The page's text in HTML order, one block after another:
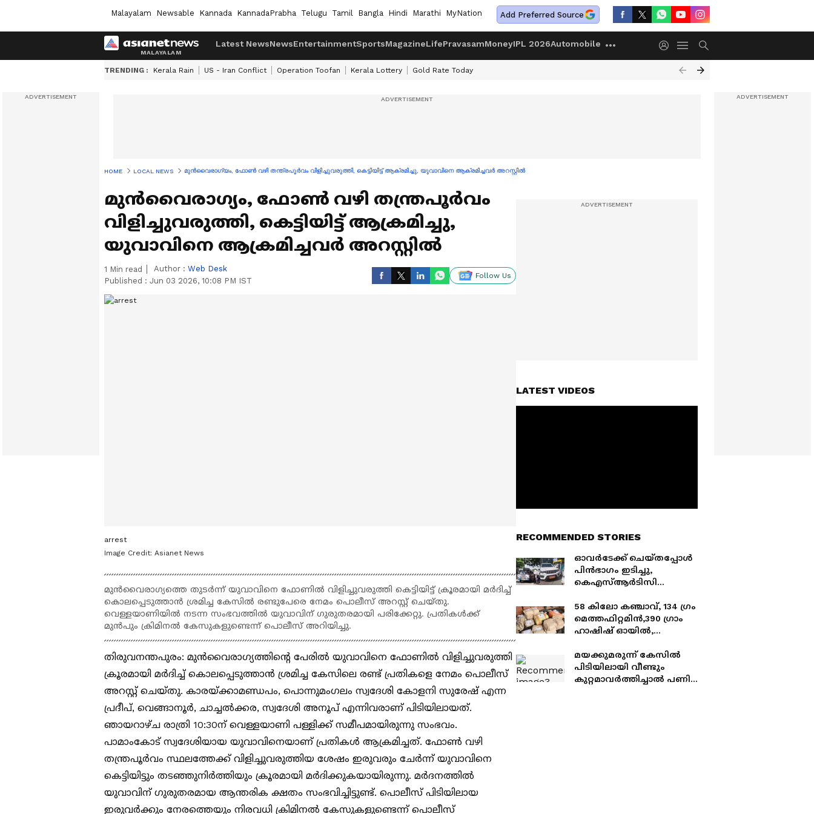
Malayalam Newsable Kannada KannadaPrabha Telugu Tamil Bangla Hindi Marathi MyNation Add Preferred Source
Latest NewsNewsEntertainmentSportsMagazineLifePravasamMoneyIPL 2026Automobile
TRENDING : Kerala Rain US - Iran Conflict Operation Toofan Kerala Lottery Gold Rate Today
HOME LOCAL NEWS മുൻവൈരാഗ്യം, ഫോൺ വഴി തന്ത്രപൂർവം വിളിച്ചുവരുത്തി, കെട്ടിയിട്ട് ആക്രമിച്ചു, യുവാവിനെ ആക്രമിച്ചവർ അറസ്റ്റിൽ
മുൻവൈരാഗ്യം, ഫോൺ വഴി തന്ത്രപൂർവം
വിളിച്ചുവരുത്തി, കെട്ടിയിട്ട് ആക്രമിച്ചു,
യുവാവിനെ ആക്രമിച്ചവർ അറസ്റ്റിൽ
1 Min read Author : Web Desk
Published : Jun 03 2026, 10:08 PM IST
Follow Us
arrest
Image Credit: Asianet News
മുൻവൈരാഗ്യത്തെ തുടർന്ന് യുവാവിനെ ഫോണിൽ വിളിച്ചുവരുത്തി കെട്ടിയിട്ട് ക്രൂരമായി മർദിച്ച്
കൊലപ്പെടുത്താൻ ശ്രമിച്ച കേസിൽ രണ്ടുപേരെ നേമം പൊലീസ് അറസ്റ്റ് ചെയ്തു.
വെള്ളയാണിയിൽ നടന്ന സംഭവത്തിൽ യുവാവിന് ഗുരുതരമായി പരിക്കേറ്റു. പ്രതികൾക്ക്
മുൻപും ക്രിമിനൽ കേസുകളുണ്ടെന്ന് പൊലീസ് അറിയിച്ചു.
തിരുവനന്തപുരം: മുൻവൈരാഗ്യത്തിന്‍റെ പേരിൽ യുവാവിനെ ഫോണിൽ വിളിച്ചുവരുത്തി
ക്രൂരമായി മർദിച്ച് കൊലപ്പെടുത്താൻ ശ്രമിച്ച കേസിലെ രണ്ട് പ്രതികളെ നേമം പൊലീസ്
അറസ്റ്റ് ചെയ്തു. കാരയ്ക്കാമണ്ഡപം, പൊന്നുമംഗലം സ്വദേശി കോളനി സുരേഷ് എന്ന
പ്രദീപ്, വെങ്ങാനൂർ, ചാച്ചൽക്കര, സ്വദേശി അനൂപ് എന്നിവരാണ് പിടിയിലായത്.
ഞായറാഴ്ച രാത്രി 10:30ന് വെള്ളയാണി പള്ളിക്ക് സമീപമായിരുന്നു സംഭവം.
പാമാംകോട് സ്വദേശിയായ യുവാവിനെയാണ് പ്രതികൾ ആക്രമിച്ചത്. ഫോൺ വഴി
തന്ത്രപൂർവം സ്ഥലത്തേക്ക് വിളിച്ചുവരുത്തിയ ശേഷം ഇരുവരും ചേർന്ന് യുവാവിനെ
കെട്ടിയിട്ടും തടഞ്ഞുനിർത്തിയും ക്രൂരമായി മർദിക്കുകയായിരുന്നു. മർദനത്തിൽ
യുവാവിന് ഗുരുതരമായ ആന്തരിക ക്ഷതം സംഭവിച്ചിട്ടുണ്ട്. പൊലീസ് പിടിയിലായ
ഇരുവർക്കും നേരത്തെയും നിരവധി ക്രിമിനൽ കേസുകളുണ്ടെന്ന് പൊലീസ്
LATEST VIDEOS
RECOMMENDED STORIES
ഓവർടേക്ക് ചെയ്തപ്പോൾ
പിൻഭാഗം ഇടിച്ചു,
കെഎസ്ആർടിസി
പഞ്ചായത്ത് അധികൃതർ;
നടുറോഡിൽ തർക്കം
58 കിലോ കഞ്ചാവ്, 134 ഗ്രം
മെത്തഫിറ്റമിന്‍,390 ഗ്രാം
ഹാഷിഷ് ഓയില്‍,
പൊലീസ് പിടിച്ചെടുത്ത
ലഹരി വസ്തുക്കള്‍
മയക്കുമരുന്ന് കേസിൽ
പിടിയിലായി വീണ്ടും
കുറ്റമാവർത്തിച്ചാൽ പണി